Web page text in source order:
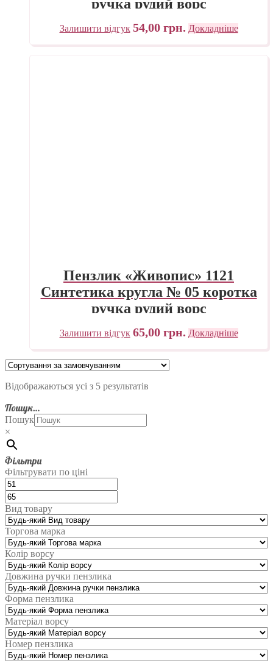
ручка рудий ворс
Залишити відгук 54,00 грн. Докладніше
Пензлик «Живопис» 1121
Синтетика кругла № 05 коротка
ручка рудий ворс
Залишити відгук 65,00 грн. Докладніше
Відображаються усі з 5 результатів
Пошук…
Пошук
×
Фільтри
Фільтрувати по ціні
Вид товару
Торгова марка
Колір ворсу
Довжина ручки пензлика
Форма пензлика
Матеріал ворсу
Номер пензлика